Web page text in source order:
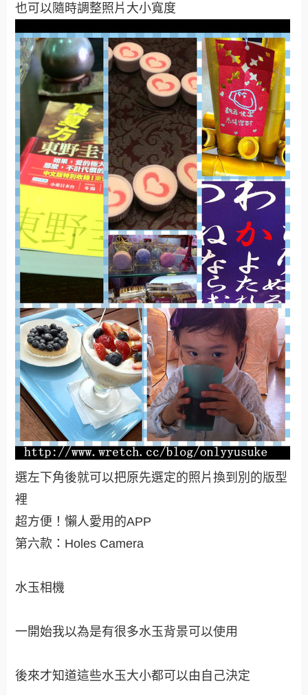
也可以隨時調整照片大小寬度
選左下角後就可以把原先選定的照片換到別的版型
裡
超方便！懶人愛用的APP
第六款：Holes Camera